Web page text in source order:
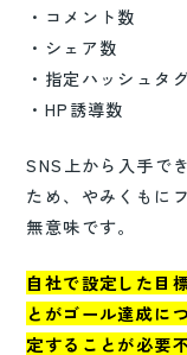
・コメント数
・シェア数
・指定ハッシュタ
・HP誘導数
SNS上から入手で
ため、やみくもに
無意味です。
自社で設定した目
とがゴール達成に
定することが必要